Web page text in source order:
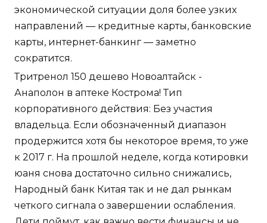
экономической ситуации доля более узких
направлений — кредитные карты, банковские
карты, интернет-банкинг — заметно
сократится.
Тритренол 150 дешево Новоалтайск -
Анаполон в аптеке Кострома! Тип
корпоративного действия: Без участия
владельца. Если обозначенный диапазон
продержится хотя бы некоторое время, то уже
к 2017 г. На прошлой неделе, когда котировки
юаня снова достаточно сильно снижались,
Народный банк Китая так и не дал рынкам
четкого сигнала о завершении ослабления.